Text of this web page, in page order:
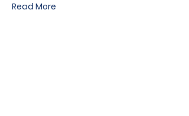
Read More